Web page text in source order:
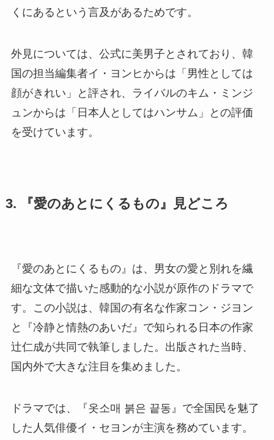
くにあるという言及があるためです。
外見については、公式に美男子とされており、韓
国の担当編集者イ・ヨンヒからは「男性としては
顔がきれい」と評され、ライバルのキム・ミンジ
ュンからは「日本人としてはハンサム」との評価
を受けています。
3. 『愛のあとにくるもの』見どころ
『愛のあとにくるもの』は、男女の愛と別れを繊
細な文体で描いた感動的な小説が原作のドラマで
す。この小説は、韓国の有名な作家コン・ジヨン
と『冷静と情熱のあいだ』で知られる日本の作家
辻仁成が共同で執筆しました。出版された当時、
国内外で大きな注目を集めました。
ドラマでは、『옷소매 붉은 끝동』で全国民を魅了
した人気俳優イ・セヨンが主演を務めています。